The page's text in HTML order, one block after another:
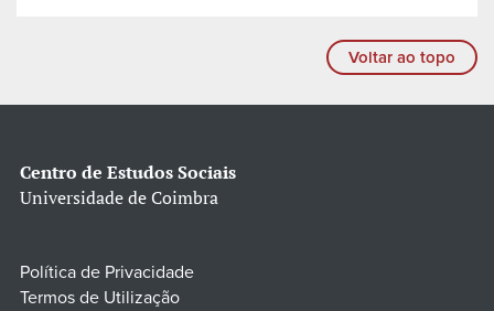
Voltar ao topo
Centro de Estudos Sociais
Universidade de Coimbra
Política de Privacidade
Termos de Utilização